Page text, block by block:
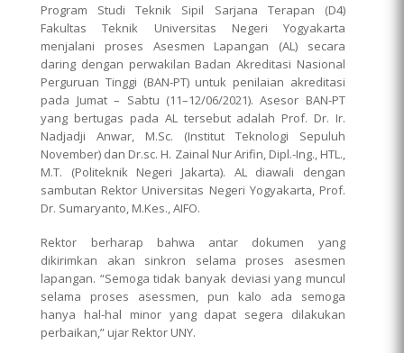
Program Studi Teknik Sipil Sarjana Terapan (D4)
Fakultas Teknik Universitas Negeri Yogyakarta
menjalani proses Asesmen Lapangan (AL) secara
daring dengan perwakilan Badan Akreditasi Nasional
Perguruan Tinggi (BAN-PT) untuk penilaian akreditasi
pada Jumat – Sabtu (11–12/06/2021). Asesor BAN-PT
yang bertugas pada AL tersebut adalah Prof. Dr. Ir.
Nadjadji Anwar, M.Sc. (Institut Teknologi Sepuluh
November) dan Dr.sc. H. Zainal Nur Arifin, Dipl.-Ing., HTL.,
M.T. (Politeknik Negeri Jakarta). AL diawali dengan
sambutan Rektor Universitas Negeri Yogyakarta, Prof.
Dr. Sumaryanto, M.Kes., AIFO.
Rektor berharap bahwa antar dokumen yang
dikirimkan akan sinkron selama proses asesmen
lapangan. “Semoga tidak banyak deviasi yang muncul
selama proses asessmen, pun kalo ada semoga
hanya hal-hal minor yang dapat segera dilakukan
perbaikan,” ujar Rektor UNY.